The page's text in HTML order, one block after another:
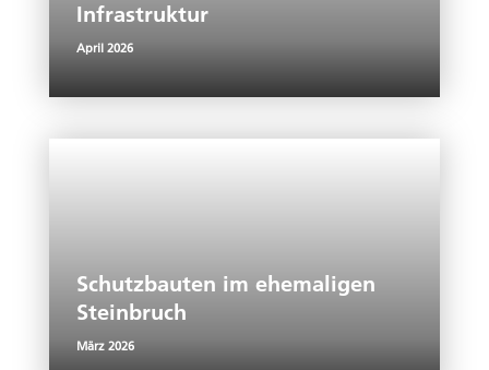
Infrastruktur
April 2026
Schutzbauten im ehemaligen
Steinbruch
März 2026